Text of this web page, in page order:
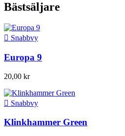
Bästsäljare
 Snabbvy
Europa 9
20,00 kr
 Snabbvy
Klinkhammer Green